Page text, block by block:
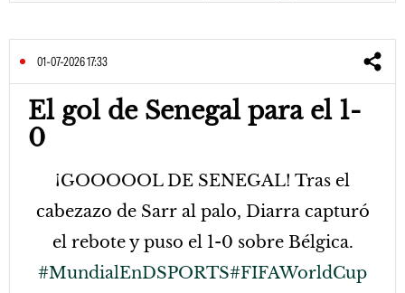
01-07-2026 17:33
El gol de Senegal para el 1-
0
¡GOOOOOL DE SENEGAL! Tras el
cabezazo de Sarr al palo, Diarra capturó
el rebote y puso el 1-0 sobre Bélgica.
#MundialEnDSPORTS#FIFAWorldCup